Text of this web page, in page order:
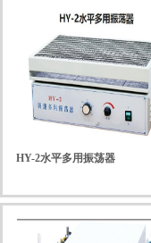
HY-2水平多用振荡器